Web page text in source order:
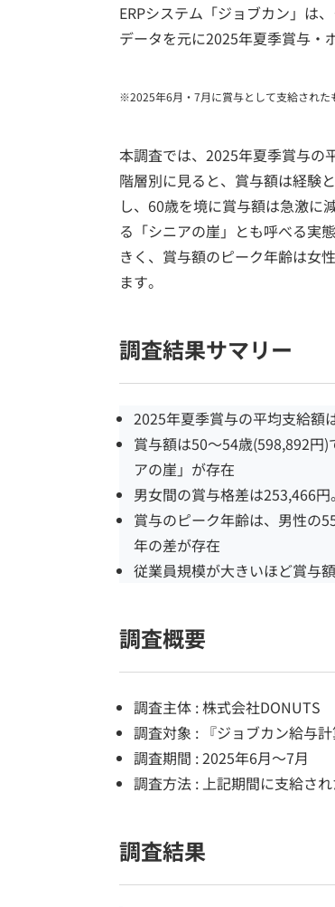
ERPシステム「ジョブカン」は
データを元に2025年夏季賞与・
※2025年6月・7月に賞与として支給された
本調査では、2025年夏季賞与の
階層別に見ると、賞与額は経験
し、60歳を境に賞与額は急激に
る「シニアの崖」とも呼べる実
きく、賞与額のピーク年齢は女
ます。
調査結果サマリー
2025年夏季賞与の平均支給額
賞与額は50～54歳(598,892円
アの崖」が存在
男女間の賞与格差は253,466
賞与のピーク年齢は、男性の
年の差が存在
従業員規模が大きいほど賞与
調査概要
調査主体 : 株式会社DONUTS
調査対象 : 『ジョブカン給与
調査期間 : 2025年6月～7月
調査方法 : 上記期間に支給さ
調査結果